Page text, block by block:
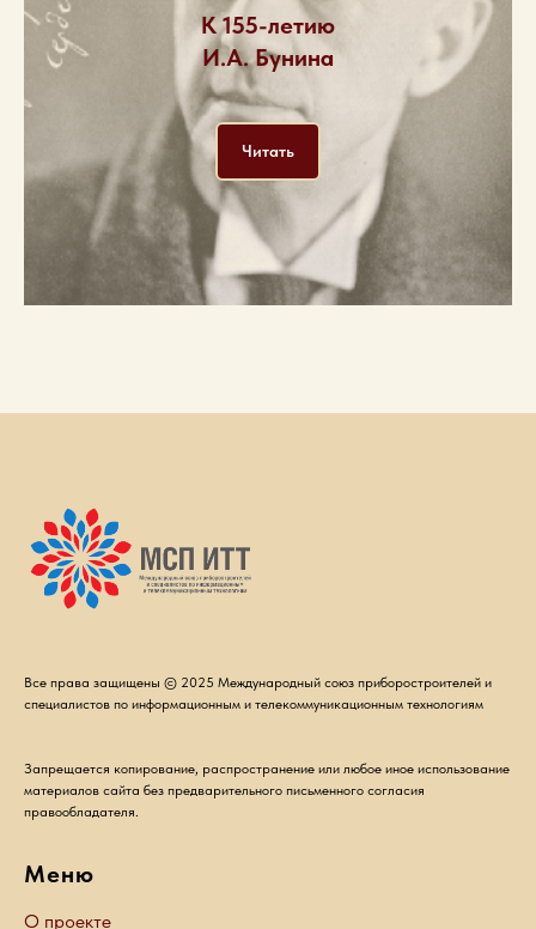
К 155-летию
И.А. Бунина
Читать
Все права защищены © 2025 Международный союз приборостроителей и
специалистов по информационным и телекоммуникационным технологиям
Запрещается копирование, распространение или любое иное использование
материалов сайта без предварительного письменного согласия
правообладателя.
Меню
О проекте